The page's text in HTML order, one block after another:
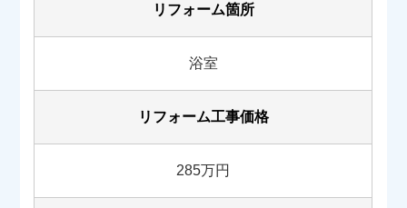
リフォーム箇所
浴室
リフォーム工事価格
285万円